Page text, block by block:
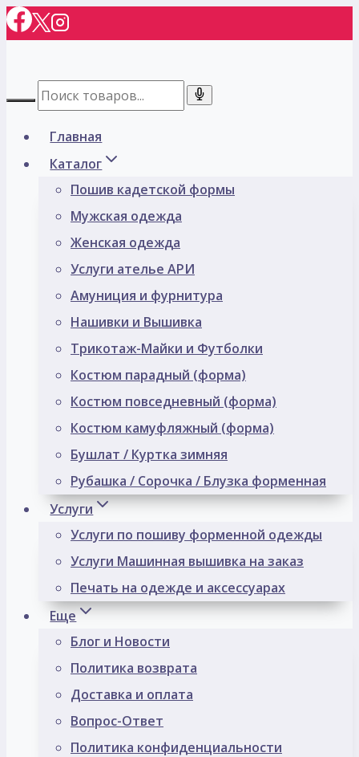
Перейти
к
Главная
Каталог
Пошив кадетской формы
Мужская одежда
Женская одежда
Услуги ателье АРИ
Амуниция и фурнитура
Нашивки и Вышивка
Трикотаж-Майки и Футболки
Костюм парадный (форма)
Костюм повседневный (форма)
Костюм камуфляжный (форма)
Бушлат / Куртка зимняя
Рубашка / Сорочка / Блузка форменная
Услуги
Услуги по пошиву форменной одежды
Услуги Машинная вышивка на заказ
Печать на одежде и аксессуарах
Еще
Блог и Новости
Политика возврата
Доставка и оплата
Вопрос-Ответ
Политика конфиденциальности